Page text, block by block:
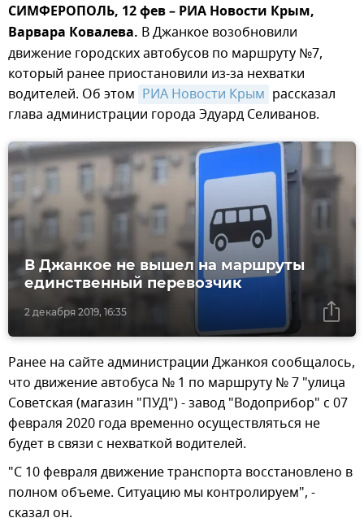
СИМФЕРОПОЛЬ, 12 фев – РИА Новости Крым,
Варвара Ковалева. В Джанкое возобновили
движение городских автобусов по маршруту №7,
который ранее приостановили из-за нехватки
водителей. Об этом РИА Новости Крым рассказал
глава администрации города Эдуард Селиванов.
2 декабря 2019, 16:35
В Джанкое не вышел на маршруты
единственный перевозчик
Ранее на сайте администрации Джанкоя сообщалось,
что движение автобуса № 1 по маршруту № 7 "улица
Советская (магазин "ПУД") - завод "Водоприбор" с 07
февраля 2020 года временно осуществляться не
будет в связи с нехваткой водителей.
"С 10 февраля движение транспорта восстановлено в
полном объеме. Ситуацию мы контролируем", -
сказал он.